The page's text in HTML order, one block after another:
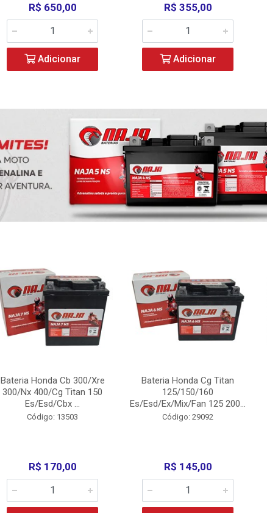
R$ 650,00
Adicionar
R$ 355,00
Adicionar
Bateria Honda Cb 300/Xre
300/Nx 400/Cg Titan 150
Es/Esd/Cbx ...
Código: 13503
R$ 170,00
Bateria Honda Cg Titan
125/150/160
Es/Esd/Ex/Mix/Fan 125 200...
Código: 29092
R$ 145,00